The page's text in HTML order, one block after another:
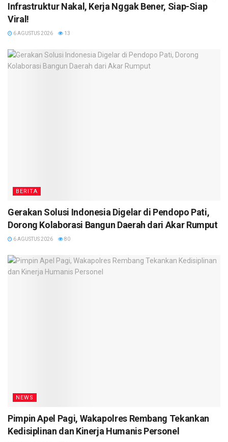
Infrastruktur Nakal, Kerja Nggak Bener, Siap-Siap
Viral!
6 AGUSTUS 2026 13
BERITA
Gerakan Solusi Indonesia Digelar di Pendopo Pati,
Dorong Kolaborasi Bangun Daerah dari Akar Rumput
6 AGUSTUS 2026 80
NEWS
Pimpin Apel Pagi, Wakapolres Rembang Tekankan
Kedisiplinan dan Kinerja Humanis Personel